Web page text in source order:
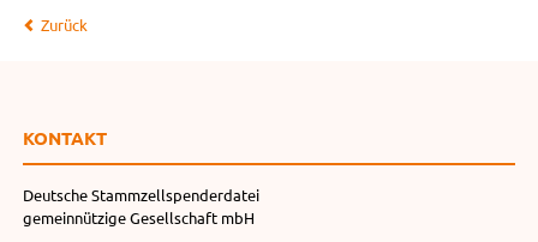
Zurück
KONTAKT
Deutsche Stammzellspenderdatei
gemeinnützige Gesellschaft mbH